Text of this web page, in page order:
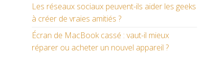
Les réseaux sociaux peuvent-ils aider les geeks
à créer de vraies amitiés ?
Écran de MacBook cassé : vaut-il mieux
réparer ou acheter un nouvel appareil ?